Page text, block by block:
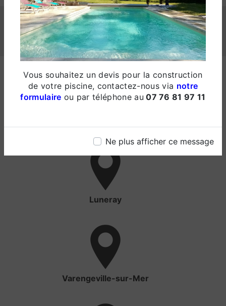
Vous souhaitez un devis pour la construction
de votre piscine, contactez-nous via notre
formulaire ou par téléphone au 07 76 81 97 11
Ne plus afficher ce message
NOS INTERVENTIONS SUR CES VILLES
Luneray
Varengeville-sur-Mer